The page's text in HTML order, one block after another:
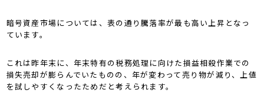
暗号資産市場については、表の通り騰落率が最も高い上昇となっ
ています。
これは昨年末に、年末特有の税務処理に向けた損益相殺作業での
損失売却が膨らんでいたものの、年が変わって売り物が減り、上値
を試しやすくなったためだと考えられます。